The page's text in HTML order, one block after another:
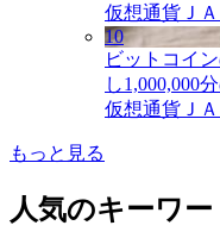
仮想通貨Ｊ
10
ビットコイ
し1,000,000
仮想通貨Ｊ
もっと見る
人気のキーワー